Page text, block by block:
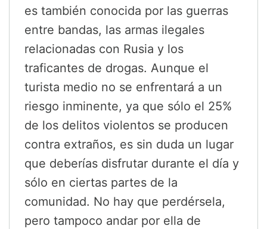
es también conocida por las guerras
entre bandas, las armas ilegales
relacionadas con Rusia y los
traficantes de drogas. Aunque el
turista medio no se enfrentará a un
riesgo inminente, ya que sólo el 25%
de los delitos violentos se producen
contra extraños, es sin duda un lugar
que deberías disfrutar durante el día y
sólo en ciertas partes de la
comunidad. No hay que perdérsela,
pero tampoco andar por ella de